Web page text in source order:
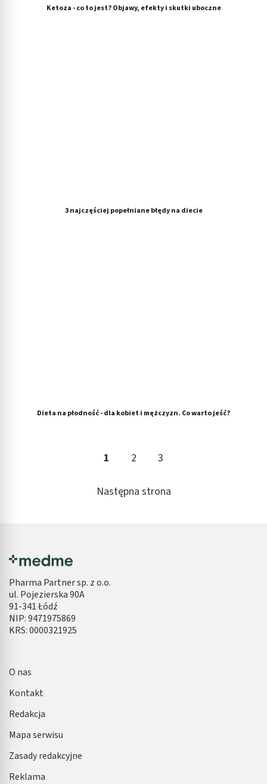
Ketoza - co to jest? Objawy, efekty i skutki uboczne
3 najczęściej popełniane błędy na diecie
Dieta na płodność - dla kobiet i mężczyzn. Co warto jeść?
1 2 3
Następna strona
Pharma Partner sp. z o.o.
ul. Pojezierska 90A
91-341 Łódź
NIP: 9471975869
KRS: 0000321925
O nas
Kontakt
Redakcja
Mapa serwisu
Zasady redakcyjne
Reklama